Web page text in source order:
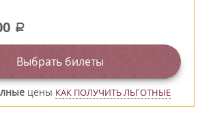
a
Выбрать билеты
цены КАК ПОЛУЧИТЬ ЛЬГОТНЫЕ